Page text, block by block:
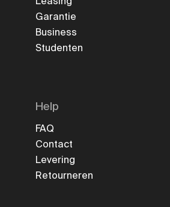
Garantie
Business
Studenten
Help
FAQ
Contact
Levering
Retourneren